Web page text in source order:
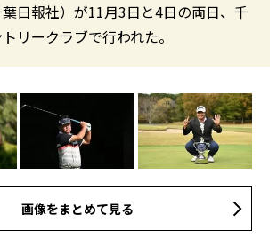
日報社）が11月3日と4日の両日、千
リークラブで行われた。
画像をまとめて見る